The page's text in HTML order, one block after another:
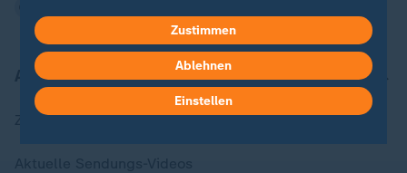
Aktuell bei ZDFheute
Zuletzt veröffentlicht
Zustimmen
Ablehnen
Einstellen